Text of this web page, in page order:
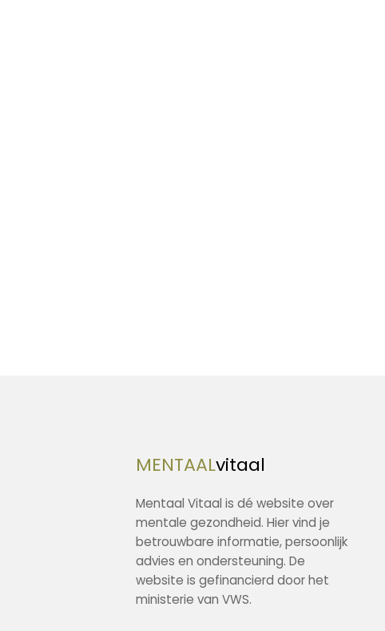
MENTAALvitaal
Mentaal Vitaal is dé website over
mentale gezondheid. Hier vind je
betrouwbare informatie, persoonlijk
advies en ondersteuning. De
website is gefinancierd door het
ministerie van VWS.